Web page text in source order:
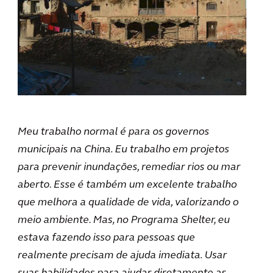
Meu trabalho normal é para os governos
municipais na China. Eu trabalho em projetos
para prevenir inundações, remediar rios ou mar
aberto. Esse é também um excelente trabalho
que melhora a qualidade de vida, valorizando o
meio ambiente. Mas, no Programa Shelter, eu
estava fazendo isso para pessoas que
realmente precisam de ajuda imediata. Usar